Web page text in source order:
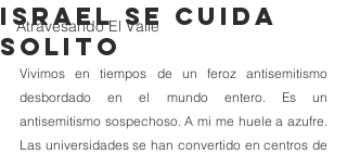
Atravesando El Valle
Israel se Cuida
Solito
Vivimos en tiempos de un feroz antisemitismo
desbordado en el mundo entero. Es un
antisemitismo sospechoso. A mi me huele a azufre.
Las universidades se han convertido en centros de